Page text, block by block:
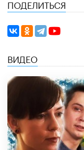
ПОДЕЛИТЬСЯ
ВИДЕО